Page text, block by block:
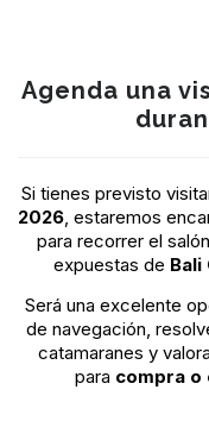
Agenda una
Si tienes previsto
2026, estaremos
para recorrer el
expuestas de Bali
Será una excelente
de navegación,
catamaranes y
para compra o